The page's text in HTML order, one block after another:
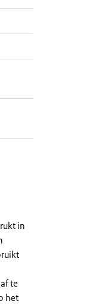
in
te
het